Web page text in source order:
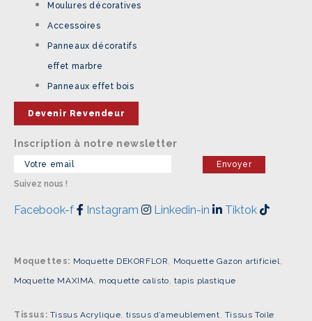
Moulures décoratives
Accessoires
Panneaux décoratifs
effet marbre
Panneaux effet bois
Devenir Revendeur
Inscription à notre newsletter
Suivez nous !
Facebook-f Instagram Linkedin-in Tiktok
Moquettes: Moquette DEKORFLOR, Moquette Gazon artificiel,
Moquette MAXIMA, moquette calisto,tapis plastique
Tissus: Tissus Acrylique, tissus d’ameublement, Tissus Toile